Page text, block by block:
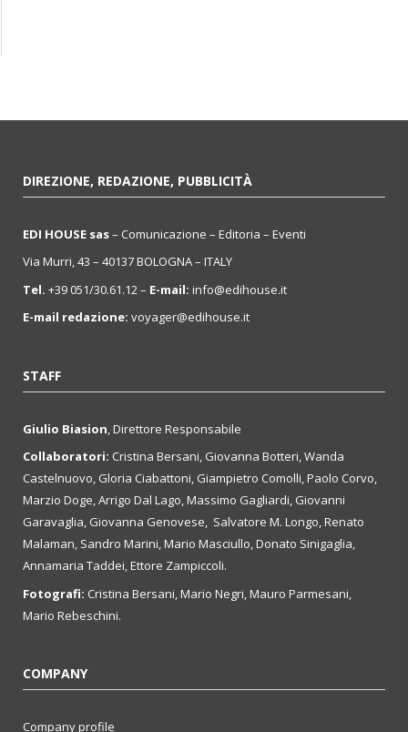
DIREZIONE, REDAZIONE, PUBBLICITÀ
EDI HOUSE sas– Comunicazione – Editoria – Eventi
Via Murri, 43 – 40137 BOLOGNA – ITALY
Tel. +39 051/30.61.12 – E-mail: info@edihouse.it
E-mail redazione: voyager@edihouse.it
STAFF
Giulio Biasion, Direttore Responsabile
Collaboratori: Cristina Bersani, Giovanna Botteri, Wanda
Castelnuovo, Gloria Ciabattoni, Giampietro Comolli, Paolo Corvo,
Marzio Doge, Arrigo Dal Lago, Massimo Gagliardi, Giovanni
Garavaglia, Giovanna Genovese, Salvatore M. Longo, Renato
Malaman, Sandro Marini, Mario Masciullo, Donato Sinigaglia,
Annamaria Taddei, Ettore Zampiccoli.
Fotografi: Cristina Bersani, Mario Negri, Mauro Parmesani,
Mario Rebeschini.
COMPANY
Company profile